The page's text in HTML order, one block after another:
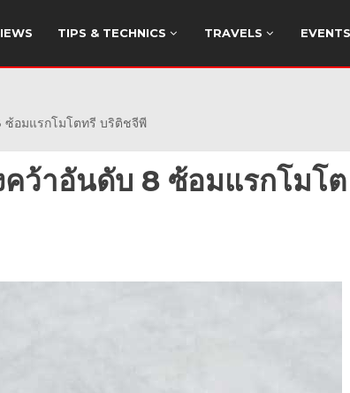
TIPS & TECHNICS TRAVELS EVENTS
อมแรกโมโตทรี บริติชจีพี
ว้าอันดับ 8 ซ้อมแรกโมโต